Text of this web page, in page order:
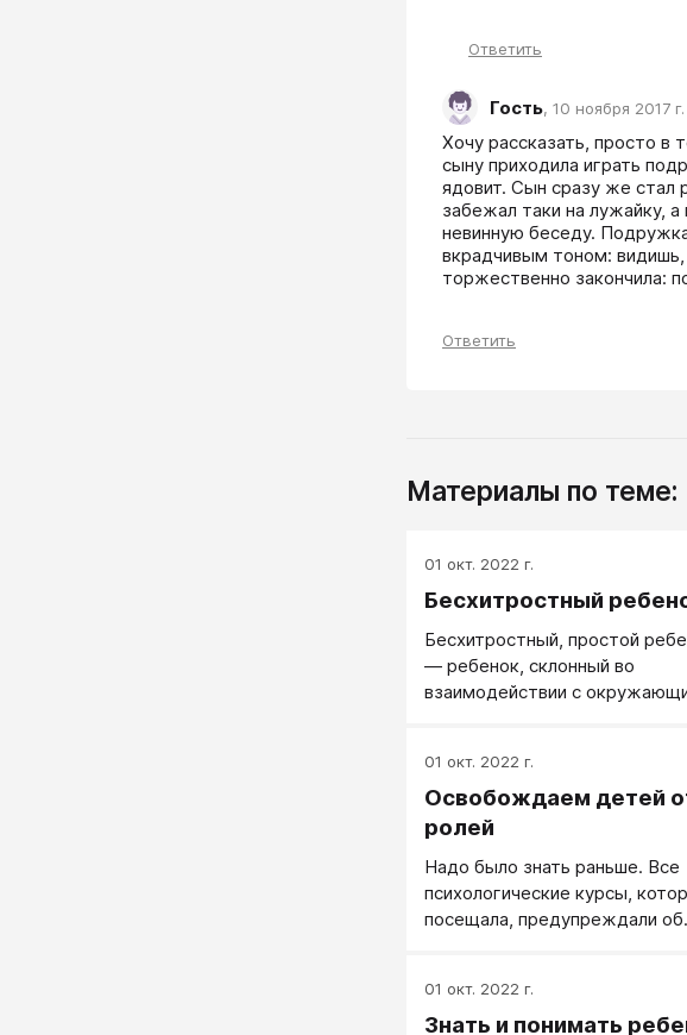
Ответить
Гость, 10 ноября 2017
Хочу рассказать, просто
сыну приходила играть
ядовит. Сын сразу же стал
забежал таки на лужайку,
невинную беседу.
вкрадчивым тоном: видишь,
торжественно закончила:
Ответить
Материалы по теме:
01 окт. 2022 г.
Бесхитростный
Бесхитростный, простой
— ребенок, склонный во
взаимодействии с
01 окт. 2022 г.
Освобождаем детей
ролей
Надо было знать раньше. Все
психологические курсы,
посещала, предупреждали об
ярлык «неспособный ученик»,
начать чувствовать себя
01 окт. 2022 г.
Знать и понимать